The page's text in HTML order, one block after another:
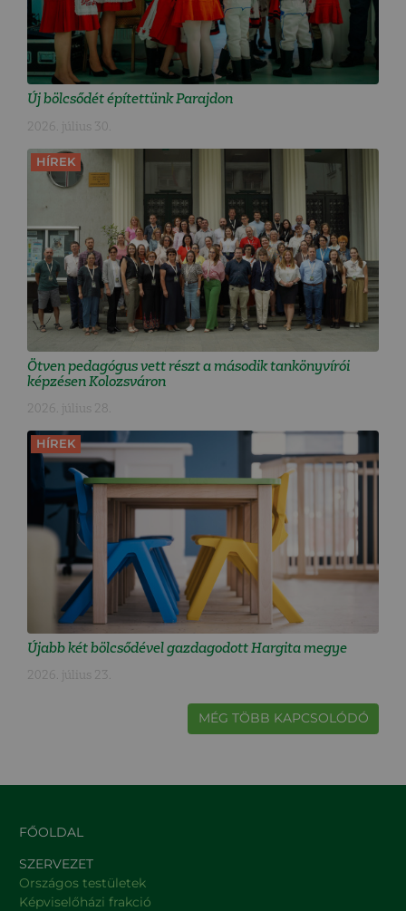
Új bölcsődét építettünk Parajdon
2026. július 30.
HÍREK
Ötven pedagógus vett részt a második tankönyvírói
képzésen Kolozsváron
2026. július 28.
HÍREK
Újabb két bölcsődével gazdagodott Hargita megye
2026. július 23.
MÉG TÖBB KAPCSOLÓDÓ
FŐOLDAL
SZERVEZET
Országos testületek
Képviselőházi frakció